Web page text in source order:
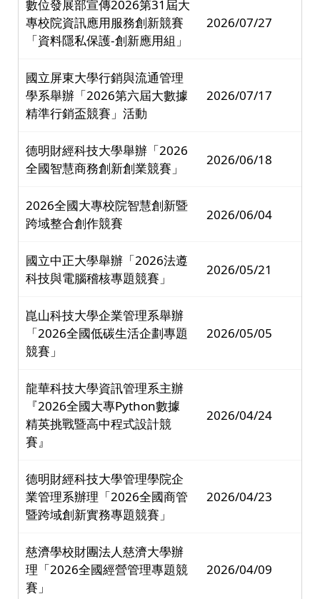
數位發展部宣傳2026第31屆大
專校院資訊應用服務創新競賽
「資料隱私保護-創新應用組」
2026/07/27
國立屏東大學行銷與流通管理
學系舉辦「2026第六屆大數據
精準行銷盃競賽」活動
2026/07/17
德明財經科技大學舉辦「2026
全國智慧商務創新創業競賽」
2026/06/18
2026全國大專校院智慧創新暨
跨域整合創作競賽
2026/06/04
國立中正大學舉辦「2026法遵
科技與電腦稽核專題競賽」
2026/05/21
崑山科技大學企業管理系舉辦
「2026全國低碳生活企劃專題
競賽」
2026/05/05
龍華科技大學資訊管理系主辦
『2026全國大專Python數據
精英挑戰暨高中程式設計競
賽』
2026/04/24
德明財經科技大學管理學院企
業管理系辦理「2026全國商管
暨跨域創新實務專題競賽」
2026/04/23
慈濟學校財團法人慈濟大學辦
理「2026全國經營管理專題競
賽」
2026/04/09